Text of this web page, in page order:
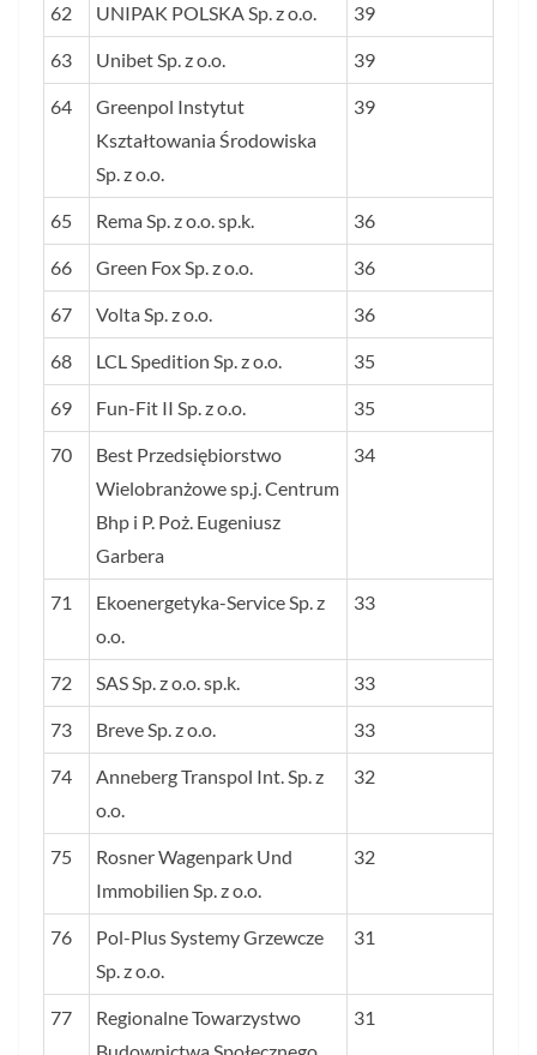
62 UNIPAK POLSKA Sp. z o.o. 39
63 Unibet Sp. z o.o. 39
64
Greenpol Instytut
Kształtowania Środowiska
Sp. z o.o.
39
65 Rema Sp. z o.o. sp.k. 36
66 Green Fox Sp. z o.o. 36
67 Volta Sp. z o.o. 36
68 LCL Spedition Sp. z o.o. 35
69 Fun-Fit II Sp. z o.o. 35
70
Best Przedsiębiorstwo
Wielobranżowe sp.j. Centrum
Bhp i P. Poż. Eugeniusz
Garbera
34
71
Ekoenergetyka-Service Sp. z
o.o.
33
72 SAS Sp. z o.o. sp.k. 33
73 Breve Sp. z o.o. 33
74
Anneberg Transpol Int. Sp. z
o.o.
32
75
Rosner Wagenpark Und
Immobilien Sp. z o.o.
32
76
Pol-Plus Systemy Grzewcze
Sp. z o.o.
31
77
Regionalne Towarzystwo
31